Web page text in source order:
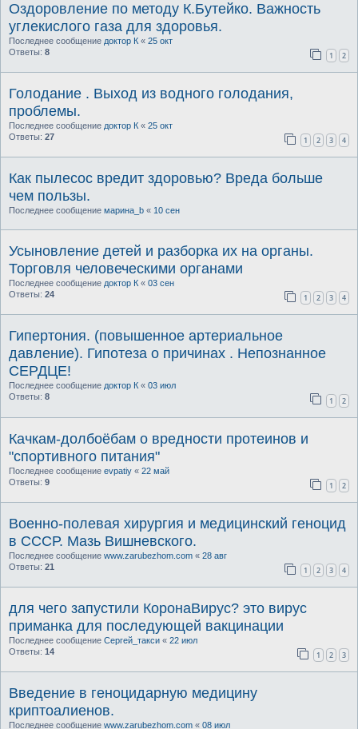
Оздоровление по методу К.Бутейко. Важность
углекислого газа для здоровья.
Последнее сообщение доктор К « 25 окт
Ответы: 8 1 2
Голодание . Выход из водного голодания,
проблемы.
Последнее сообщение доктор К « 25 окт
Ответы: 27 1 2 3 4
Как пылесос вредит здоровью? Вреда больше
чем пользы.
Последнее сообщение марина_b « 10 сен
Усыновление детей и разборка их на органы.
Торговля человеческими органами
Последнее сообщение доктор К « 03 сен
Ответы: 24 1 2 3 4
Гипертония. (повышенное артериальное
давление). Гипотеза о причинах . Непознанное
СЕРДЦЕ!
Последнее сообщение доктор К « 03 июл
Ответы: 8 1 2
Качкам-долбоёбам о вредности протеинов и
"спортивного питания"
Последнее сообщение evpatiy « 22 май
Ответы: 9 1 2
Военно-полевая хирургия и медицинский геноцид
в СССР. Мазь Вишневского.
Последнее сообщение www.zarubezhom.com « 28 авг
Ответы: 21 1 2 3 4
для чего запустили КоронаВирус? это вирус
приманка для последующей вакцинации
Последнее сообщение Сергей_такси « 22 июл
Ответы: 14 1 2 3
Введение в геноцидарную медицину
криптоалиенов.
Последнее сообщение www.zarubezhom.com « 08 июл